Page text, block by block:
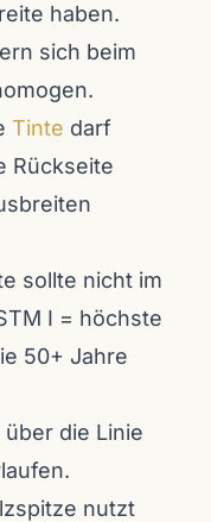
haben.
sich beim
Tinte darf
Rückseite
sollte nicht im
I = höchste
50+ Jahre
die Linie
nutzt